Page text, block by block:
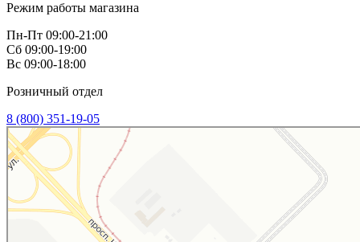
Режим работы магазина
Пн-Пт 09:00-21:00
Сб 09:00-19:00
Вс 09:00-18:00
Розничный отдел
8 (800) 351-19-05